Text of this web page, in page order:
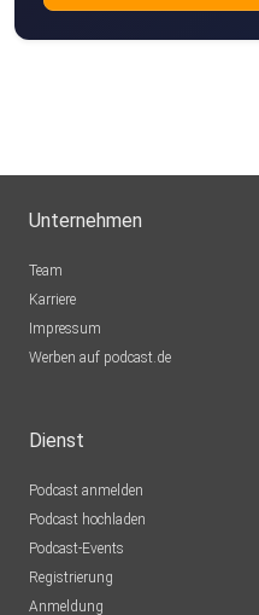
Unternehmen
Team
Karriere
Impressum
Werben auf podcast.de
Dienst
Podcast anmelden
Podcast hochladen
Podcast-Events
Registrierung
Anmeldung